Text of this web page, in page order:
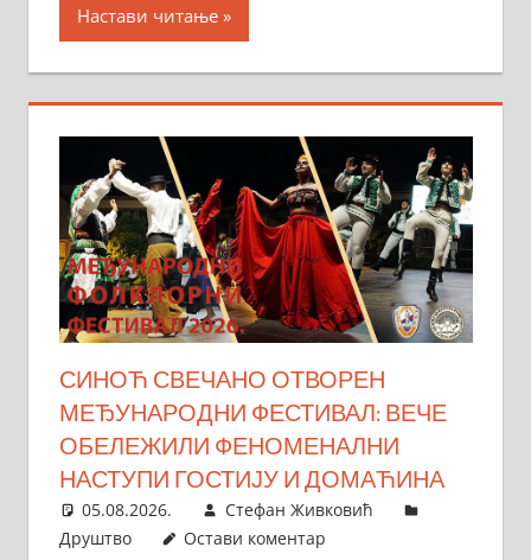
Настави читање
СИНОЋ СВЕЧАНО ОТВОРЕН
МЕЂУНАРОДНИ ФЕСТИВАЛ: ВЕЧЕ
ОБЕЛЕЖИЛИ ФЕНОМЕНАЛНИ
НАСТУПИ ГОСТИЈУ И ДОМАЋИНА
05.08.2026.
Стефан Живковић
Друштво
Остави коментар